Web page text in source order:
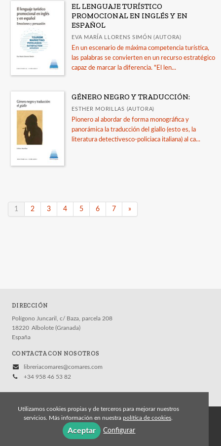
EL LENGUAJE TURÍSTICO
PROMOCIONAL EN INGLÉS Y EN
ESPAÑOL
EVA MARÍA LLORENS SIMÓN (AUTORA)
En un escenario de máxima competencia turística,
las palabras se convierten en un recurso estratégico
capaz de marcar la diferencia. "El len...
GÉNERO NEGRO Y TRADUCCIÓN:
ESTHER MORILLAS (AUTORA)
Pionero al abordar de forma monográfica y
panorámica la traducción del giallo (esto es, la
literatura detectivesco-policiaca italiana) al ca...
1 2 3 4 5 6 7 »
DIRECCIÓN
Polígono Juncaril, c/ Baza, parcela 208
18220 Albolote (Granada)
España
CONTACTA CON NOSOTROS
libreriacomares@comares.com
+34 958 46 53 82
© 2026, Editorial Comares
Política de cookies
Política de privacidad
Utilizamos cookies propias y de terceros para mejorar nuestros
servicios. Más información en nuestra política de cookies
Aceptar Configurar